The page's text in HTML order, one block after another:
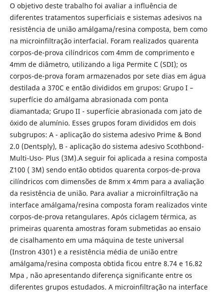
O objetivo deste trabalho foi avaliar a influência de
diferentes tratamentos superficiais e sistemas adesivos na
resistência de união amálgama/resina composta, bem como
na microinfiltração interfacial. Foram realizados quarenta
corpos-de-prova cilíndricos com 4mm de comprimento e
4mm de diâmetro, utilizando a liga Permite C (SDI); os
corpos-de-prova foram armazenados por sete dias em água
destilada a 370C e então divididos em grupos: Grupo I –
superfície do amálgama abrasionada com ponta
diamantada; Grupo II - superfície abrasionada com jato de
óxido de alumínio. Esses grupos foram divididos em dois
subgrupos: A - aplicação do sistema adesivo Prime & Bond
2.0 (Dentsply), B - aplicação do sistema adesivo Scothbond-
Multi-Uso- Plus (3M).A seguir foi aplicada a resina composta
Z100 ( 3M) sendo então obtidos quarenta corpos-de-prova
cilíndricos com dimensões de 8mm x 4mm para a avaliação
da resistência de união. Para avaliar a microinfiltração na
interface amálgama/resina composta foram realizados vinte
corpos-de-prova retangulares. Após ciclagem térmica, as
primeiras quarenta amostras foram submetidas ao ensaio
de cisalhamento em uma máquina de teste universal
(Instron 4301) e a resistência média de união entre
amálgama/resina composta obtida ficou entre 8.74 e 16.82
Mpa , não apresentando diferença significante entre os
diferentes grupos estudados. A microinfiltração na interface